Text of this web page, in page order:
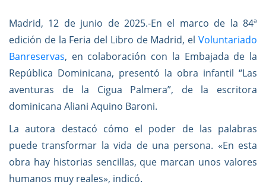
Madrid, 12 de junio de 2025.-En el marco de la 84ª
edición de la Feria del Libro de Madrid, el Voluntariado
Banreservas, en colaboración con la Embajada de la
República Dominicana, presentó la obra infantil “Las
aventuras de la Cigua Palmera”, de la escritora
dominicana Aliani Aquino Baroni.
La autora destacó cómo el poder de las palabras
puede transformar la vida de una persona. «En esta
obra hay historias sencillas, que marcan unos valores
humanos muy reales», indicó.